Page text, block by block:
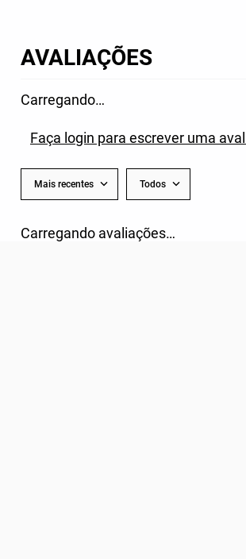
AVALIAÇÕES
Carregando…
Faça login para escrever uma
Mais recentes Todos
Carregando avaliações…